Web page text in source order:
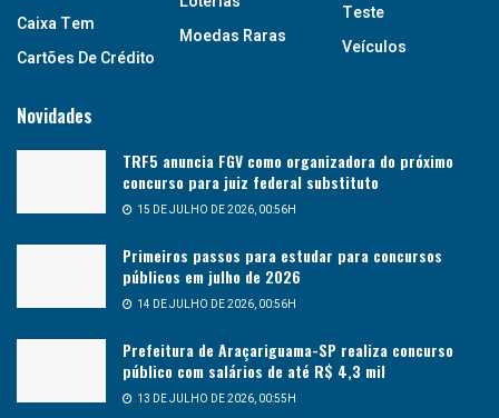
Caixa Tem
Cartões De Crédito
Moedas Raras
Teste
Veículos
Novidades
TRF5 anuncia FGV como organizadora do próximo
concurso para juiz federal substituto
15 DE JULHO DE 2026, 00:56H
Primeiros passos para estudar para concursos
públicos em julho de 2026
14 DE JULHO DE 2026, 00:56H
Prefeitura de Araçariguama-SP realiza concurso
público com salários de até R$ 4,3 mil
13 DE JULHO DE 2026, 00:55H